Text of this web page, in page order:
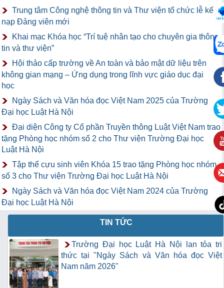
Trung tâm Công nghệ thông tin và Thư viện tổ chức lễ kết
nạp Đảng viên mới
Khai mạc Khóa học “Trí tuệ nhân tạo cho chuyên gia thông
tin và thư viện”
Hội thảo cấp trường về An toàn và bảo mật dữ liệu trên
không gian mạng – Ứng dụng trong lĩnh vực giáo dục đại
học
Ngày Sách và Văn hóa đọc Việt Nam 2025 của Trường
Đại học Luật Hà Nội
Đại diện Công ty Cổ phần Truyền thông Luật Việt Nam trao
tặng Phòng học nhóm số 2 cho Thư viện Trường Đại học
Luật Hà Nội
Tập thể cựu sinh viên Khóa 15 trao tặng Phòng học nhóm
số 3 cho Thư viện Trường Đại học Luật Hà Nội
Ngày Sách và Văn hóa đọc Việt Nam 2024 của Trường
Đại học Luật Hà Nội
TIN TỨC
Trường Đại học Luật Hà Nội lan tỏa tri
thức tại "Ngày Sách và Văn hóa đọc Việt
Nam năm 2026"